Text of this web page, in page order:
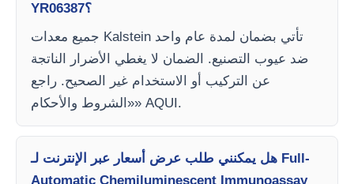
YR06387؟
جميع معدات Kalstein تأتي بضمان لمدة عام واحد
ضد عيوب التصنيع. الضمان لا يغطي الأضرار الناتجة
عن التركيب أو الاستخدام غير الصحيح. راجع
«الشروط والأحكام» AQUI.
هل يمكنني طلب عرض أسعار عبر الإنترنت لـ Full-
Automatic Chemiluminescent Immunoassay